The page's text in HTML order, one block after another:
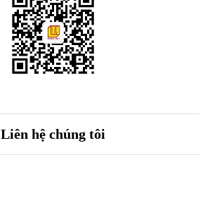
Liên hệ chúng tôi